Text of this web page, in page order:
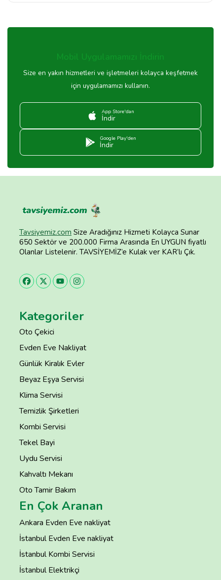
Mobil Uygulamamızı İndirin
Size en yakın hizmetleri ve işletmeleri kolayca keşfetmek
için uygulamamızı kullanın.
App Store'dan
İndir
Google Play'den
İndir
Tavsiyemiz.com Size Aradığınız Hizmeti Kolayca Sunar
650 Sektör ve 200.000 Firma Arasında En UYGUN fiyatlı
Olanlar Listelenir. TAVSİYEMİZ’e Kulak ver KAR’lı Çık.
Kategoriler
Oto Çekici
Evden Eve Nakliyat
Günlük Kiralık Evler
Beyaz Eşya Servisi
Klima Servisi
Temizlik Şirketleri
Kombi Servisi
Tekel Bayi
Uydu Servisi
Kahvaltı Mekanı
Oto Tamir Bakım
En Çok Aranan
Ankara Evden Eve nakliyat
İstanbul Evden Eve nakliyat
İstanbul Kombi Servisi
İstanbul Elektrikçi